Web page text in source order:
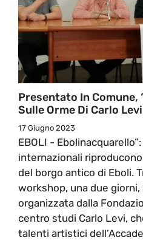
Presentato In Comune,
Sulle Orme Di Carlo
17 Giugno 2023
EBOLI -
internazionali
del borgo antico di Eboli.
workshop, una due giorni,
organizzata dalla
centro studi Carlo Levi,
talenti artistici